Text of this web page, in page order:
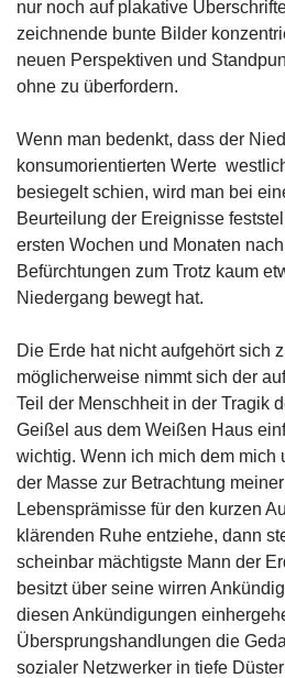
nur noch auf plakative
zeichnende bunte Bilder
neuen Perspektiven und
ohne zu überfordern.
Wenn man bedenkt, dass der
konsumorientierten Werte
besiegelt schien, wird man bei
Beurteilung der Ereignisse
ersten Wochen und Monaten
Befürchtungen zum Trotz kaum
Niedergang bewegt hat.
Die Erde hat nicht aufgehört sich
möglicherweise nimmt sich der
Teil der Menschheit in der Tragik
Geißel aus dem Weißen Haus
wichtig. Wenn ich mich dem mich
der Masse zur Betrachtung
Lebensprämisse für den kurzen
klärenden Ruhe entziehe, dann
scheinbar mächtigste Mann der
besitzt über seine wirren
diesen Ankündigungen
Übersprungshandlungen die
sozialer Netzwerker in tiefe